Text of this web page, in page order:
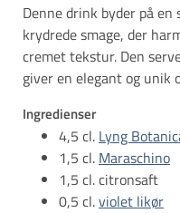
Denne drink byder på
krydrede smage, der
cremet tekstur. Den
giver en elegant og unik
Ingredienser
4,5 cl. Lyng
1,5 cl. Maraschino
1,5 cl. citronsaft
0,5 cl.violet likør